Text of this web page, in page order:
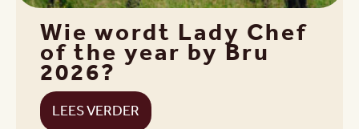
Wie wordt Lady Chef
of the year by Bru
2026?
LEES VERDER